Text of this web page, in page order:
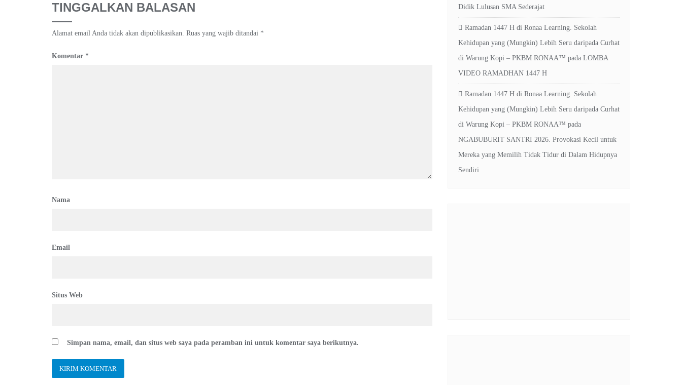
TINGGALKAN BALASAN
Alamat email Anda tidak akan dipublikasikan. Ruas yang wajib ditandai *
Komentar *
Nama
Email
Situs Web
Simpan nama, email, dan situs web saya pada peramban ini untuk komentar saya berikutnya.
Didik Lulusan SMA Sederajat
Ramadan 1447 H di Ronaa Learning. Sekolah
Kehidupan yang (Mungkin) Lebih Seru daripada Curhat
di Warung Kopi – PKBM RONAA™ pada LOMBA
VIDEO RAMADHAN 1447 H
Ramadan 1447 H di Ronaa Learning. Sekolah
Kehidupan yang (Mungkin) Lebih Seru daripada Curhat
di Warung Kopi – PKBM RONAA™ pada
NGABUBURIT SANTRI 2026. Provokasi Kecil untuk
Mereka yang Memilih Tidak Tidur di Dalam Hidupnya
Sendiri